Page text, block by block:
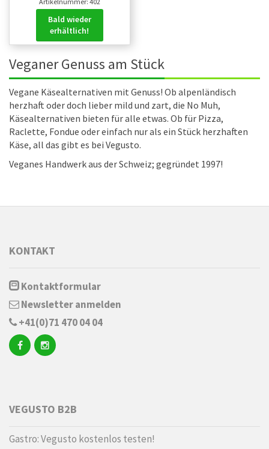
Bald wieder
erhältlich!
Veganer Genuss am Stück
Vegane Käsealternativen mit Genuss! Ob alpenländisch
herzhaft oder doch lieber mild und zart, die No Muh,
Käsealternativen bieten für alle etwas. Ob für Pizza,
Raclette, Fondue oder einfach nur als ein Stück herzhaften
Käse, all das gibt es bei Vegusto.
Veganes Handwerk aus der Schweiz; gegründet 1997!
KONTAKT
Kontaktformular
Newsletter anmelden
+41(0)71 470 04 04
VEGUSTO B2B
Gastro: Vegusto kostenlos testen!